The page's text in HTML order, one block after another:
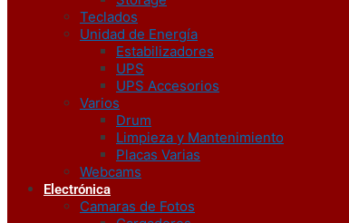
Teclados
Unidad de Energía
Estabilizadores
UPS
UPS Accesorios
Varios
Drum
Limpieza y Mantenimiento
Placas Varias
Webcams
Electrónica
Camaras de Fotos